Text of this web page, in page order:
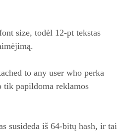
size, todėl 12‑pt tekstas
to any user who perka
tik papildoma reklamos
susideda iš 64‑bitų hash, ir tai